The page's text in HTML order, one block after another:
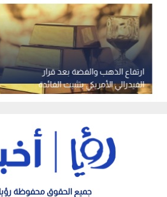
ارتفاع الذهب والفضة بعد قرار
الفيدرالي الأمريكي بتثبيت الفائدة
جميع الحقوق محفوظة رؤيا ©